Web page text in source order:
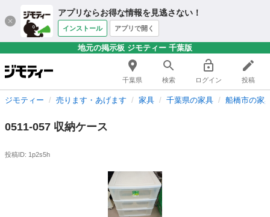
アプリならお得な情報を見逃さない！
インストール アプリで開く
地元の掲示板 ジモティー 千葉版
千葉県 検索 ログイン 投稿
ジモティー 売ります・あげます 家具 千葉県の家具 船橋市の家
0511-057 収納ケース
投稿ID: 1p2s5h